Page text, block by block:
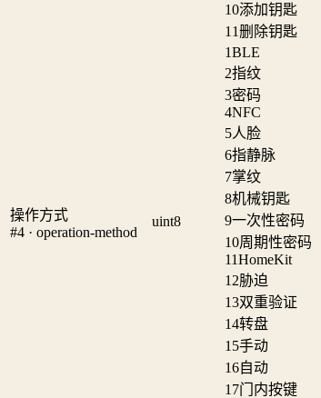
10添加钥匙
11删除钥匙
操作方式
#4 · operation-method
uint8
1BLE
2指纹
3密码
4NFC
5人脸
6指静脉
7掌纹
8机械钥匙
9一次性密码
10周期性密码
11HomeKit
12胁迫
13双重验证
14转盘
15手动
16自动
17门内按键